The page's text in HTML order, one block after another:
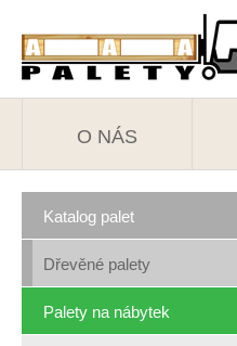
O NÁS
Katalog palet
Dřevěné palety
Palety na nábytek